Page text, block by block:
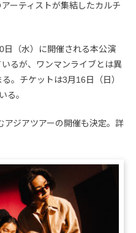
ーティストが集結したカルチ
日（水）に開催される本公演
るが、ワンマンライブとは異
。チケットは3月16日（日）
る。
アジアツアーの開催も決定。詳